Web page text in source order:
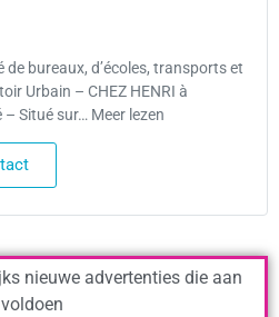
bureaux, d’écoles, transports et
Urbain – CHEZ HENRI à
Situé sur… Meer lezen
nieuwe advertenties die aan